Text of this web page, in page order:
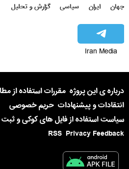
جهان ایران سیاسی گزارش و تحلیل
Iran Media
درباره ی این پروژه مقررات استفاده از
انتقادات و پیشنهادات حریم خصوصی
سیاست استفاده از فایل های کوکی و ثبت
Privacy Feedback
RSS